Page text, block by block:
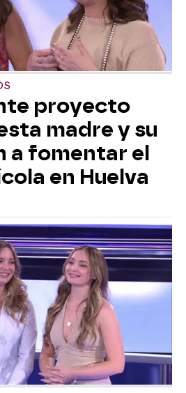
proyecto
madre y su
a fomentar el
en Huelva